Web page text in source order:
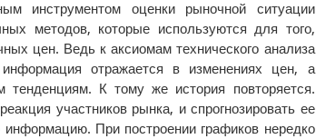
инструментом оценки рыночной ситуации
методов, которые используются для того,
цен. Ведь к аксиомам технического анализа
отражается в изменениях цен, а
К тому же история повторяется.
участников рынка, и спрогнозировать ее
При построении графиков нередко